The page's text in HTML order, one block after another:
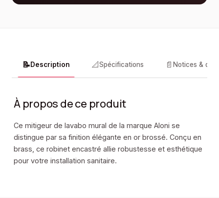
📝Description 📐Spécifications 📄 Notices &
À propos de ce produit
Ce mitigeur de lavabo mural de la marque Aloni se
distingue par sa finition élégante en or brossé. Conçu en
brass, ce robinet encastré allie robustesse et esthétique
pour votre installation sanitaire.